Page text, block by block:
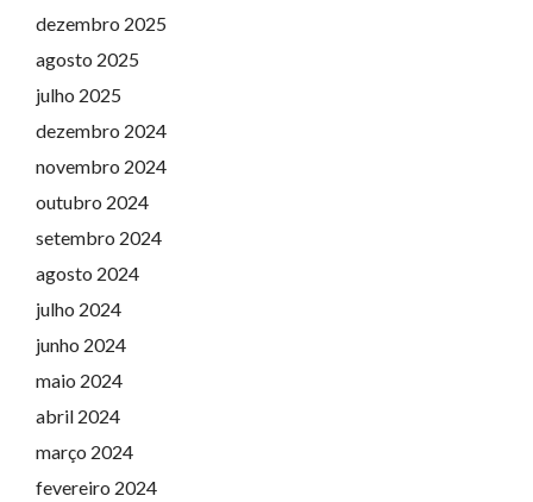
dezembro 2025
agosto 2025
julho 2025
dezembro 2024
novembro 2024
outubro 2024
setembro 2024
agosto 2024
julho 2024
junho 2024
maio 2024
abril 2024
março 2024
fevereiro 2024